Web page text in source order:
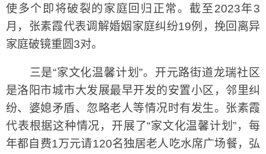
使多个即将破裂的家庭回归正常。截至2023年3
月，张素霞代表调解婚姻家庭纠纷19例，挽回离异
家庭破镜重圆3对。
三是“家文化温馨计划”。开元路街道龙瑞社区
是洛阳市城市大发展最早开发的安置小区，邻里纠
纷、婆媳矛盾、忽略老人等情况时有发生。张素霞
代表根据这种情况，开展了“家文化温馨计划”，每
年都自费1万元请120名独居老人吃水席广场餐，弘